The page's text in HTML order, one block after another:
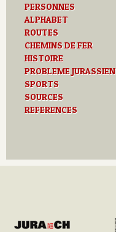
P
Problème jurassien
Q
R
S
T
Textes
U
Z
PERSONNES
ALPHABET
ROUTES
CHEMINS DE FER
HISTOIRE
PROBLEME JURASSIEN
SPORTS
SOURCES
REFERENCES